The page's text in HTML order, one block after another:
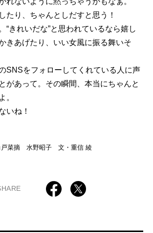
たり、ちゃんとしだすと思う！
“きれいだな”と思われているなら嬉し
きあげたり、いい女風に振る舞いそ
SNSをフォローしてくれている人に声
があって。その瞬間、本当にちゃんと
。
いね！
菜摘 水野昭子 文・重信 綾